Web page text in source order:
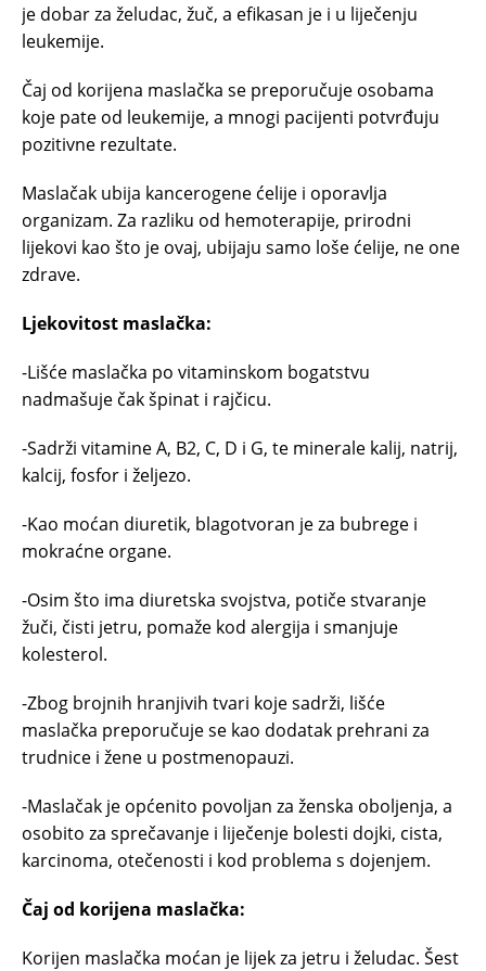
je dobar za želudac, žuč, a efikasan je i u liječenju
leukemije.
Čaj od korijena maslačka se preporučuje osobama
koje pate od leukemije, a mnogi pacijenti potvrđuju
pozitivne rezultate.
Maslačak ubija kancerogene ćelije i oporavlja
organizam. Za razliku od hemoterapije, prirodni
lijekovi kao što je ovaj, ubijaju samo loše ćelije, ne one
zdrave.
Ljekovitost maslačka:
-Lišće maslačka po vitaminskom bogatstvu
nadmašuje čak špinat i rajčicu.
-Sadrži vitamine A, B2, C, D i G, te minerale kalij, natrij,
kalcij, fosfor i željezo.
-Kao moćan diuretik, blagotvoran je za bubrege i
mokraćne organe.
-Osim što ima diuretska svojstva, potiče stvaranje
žuči, čisti jetru, pomaže kod alergija i smanjuje
kolesterol.
-Zbog brojnih hranjivih tvari koje sadrži, lišće
maslačka preporučuje se kao dodatak prehrani za
trudnice i žene u postmenopauzi.
-Maslačak je općenito povoljan za ženska oboljenja, a
osobito za sprečavanje i liječenje bolesti dojki, cista,
karcinoma, otečenosti i kod problema s dojenjem.
Čaj od korijena maslačka:
Korijen maslačka moćan je lijek za jetru i želudac. Šest